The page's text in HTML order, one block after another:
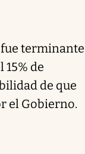
terminante
de
de que
el Gobierno.